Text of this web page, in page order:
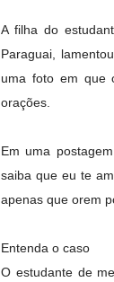
A filha do
Paraguai,
uma foto em que
orações.
Em uma
saiba que eu te
apenas que orem
Entenda o caso
O estudante de